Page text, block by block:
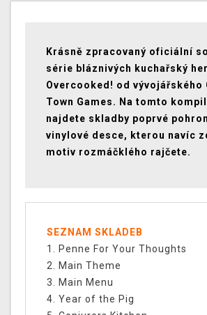
Krásně zpracovaný oficiální
série bláznivých kuchařský her
Overcooked! od vývojářského
Town Games. Na tomto
najdete skladby poprvé
vinylové desce, kterou navíc
motiv rozmáčklého rajčete.
SEZNAM SKLADEB
1. Penne For Your Thoughts
2. Main Theme
3. Main Menu
4. Year of the Pig